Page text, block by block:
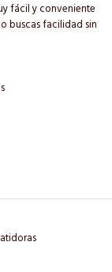
fácil y conveniente
buscas facilidad sin